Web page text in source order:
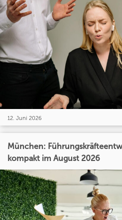
12. Juni 2026
München:
kompakt im August 2026